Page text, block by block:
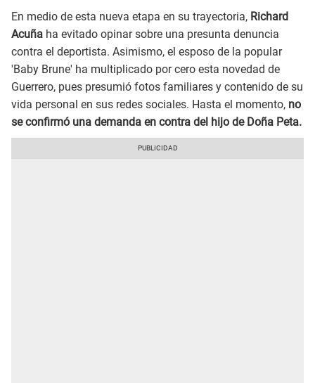
En medio de esta nueva etapa en su trayectoria, Richard
Acuña ha evitado opinar sobre una presunta denuncia
contra el deportista. Asimismo, el esposo de la popular
'Baby Brune' ha multiplicado por cero esta novedad de
Guerrero, pues presumió fotos familiares y contenido de su
vida personal en sus redes sociales. Hasta el momento, no
se confirmó una demanda en contra del hijo de Doña Peta.